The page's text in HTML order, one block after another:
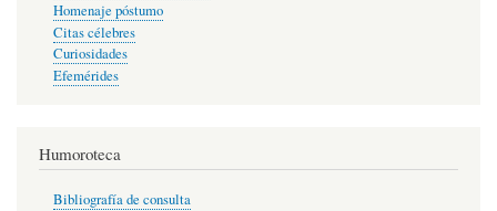
Homenaje póstumo
Citas célebres
Curiosidades
Efemérides
Humoroteca
Bibliografía de consulta